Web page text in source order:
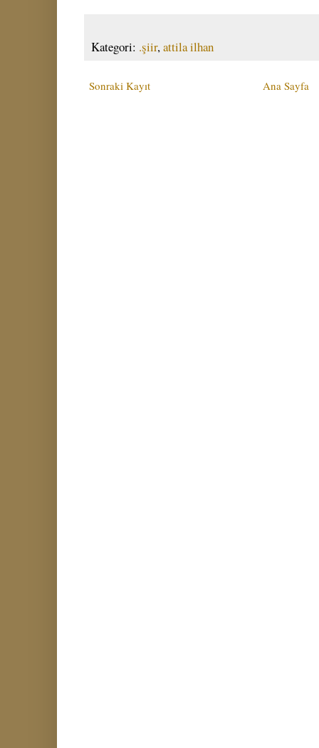
Kategori: .şiir,attila ilhan
Sonraki Kayıt Ana Sayfa